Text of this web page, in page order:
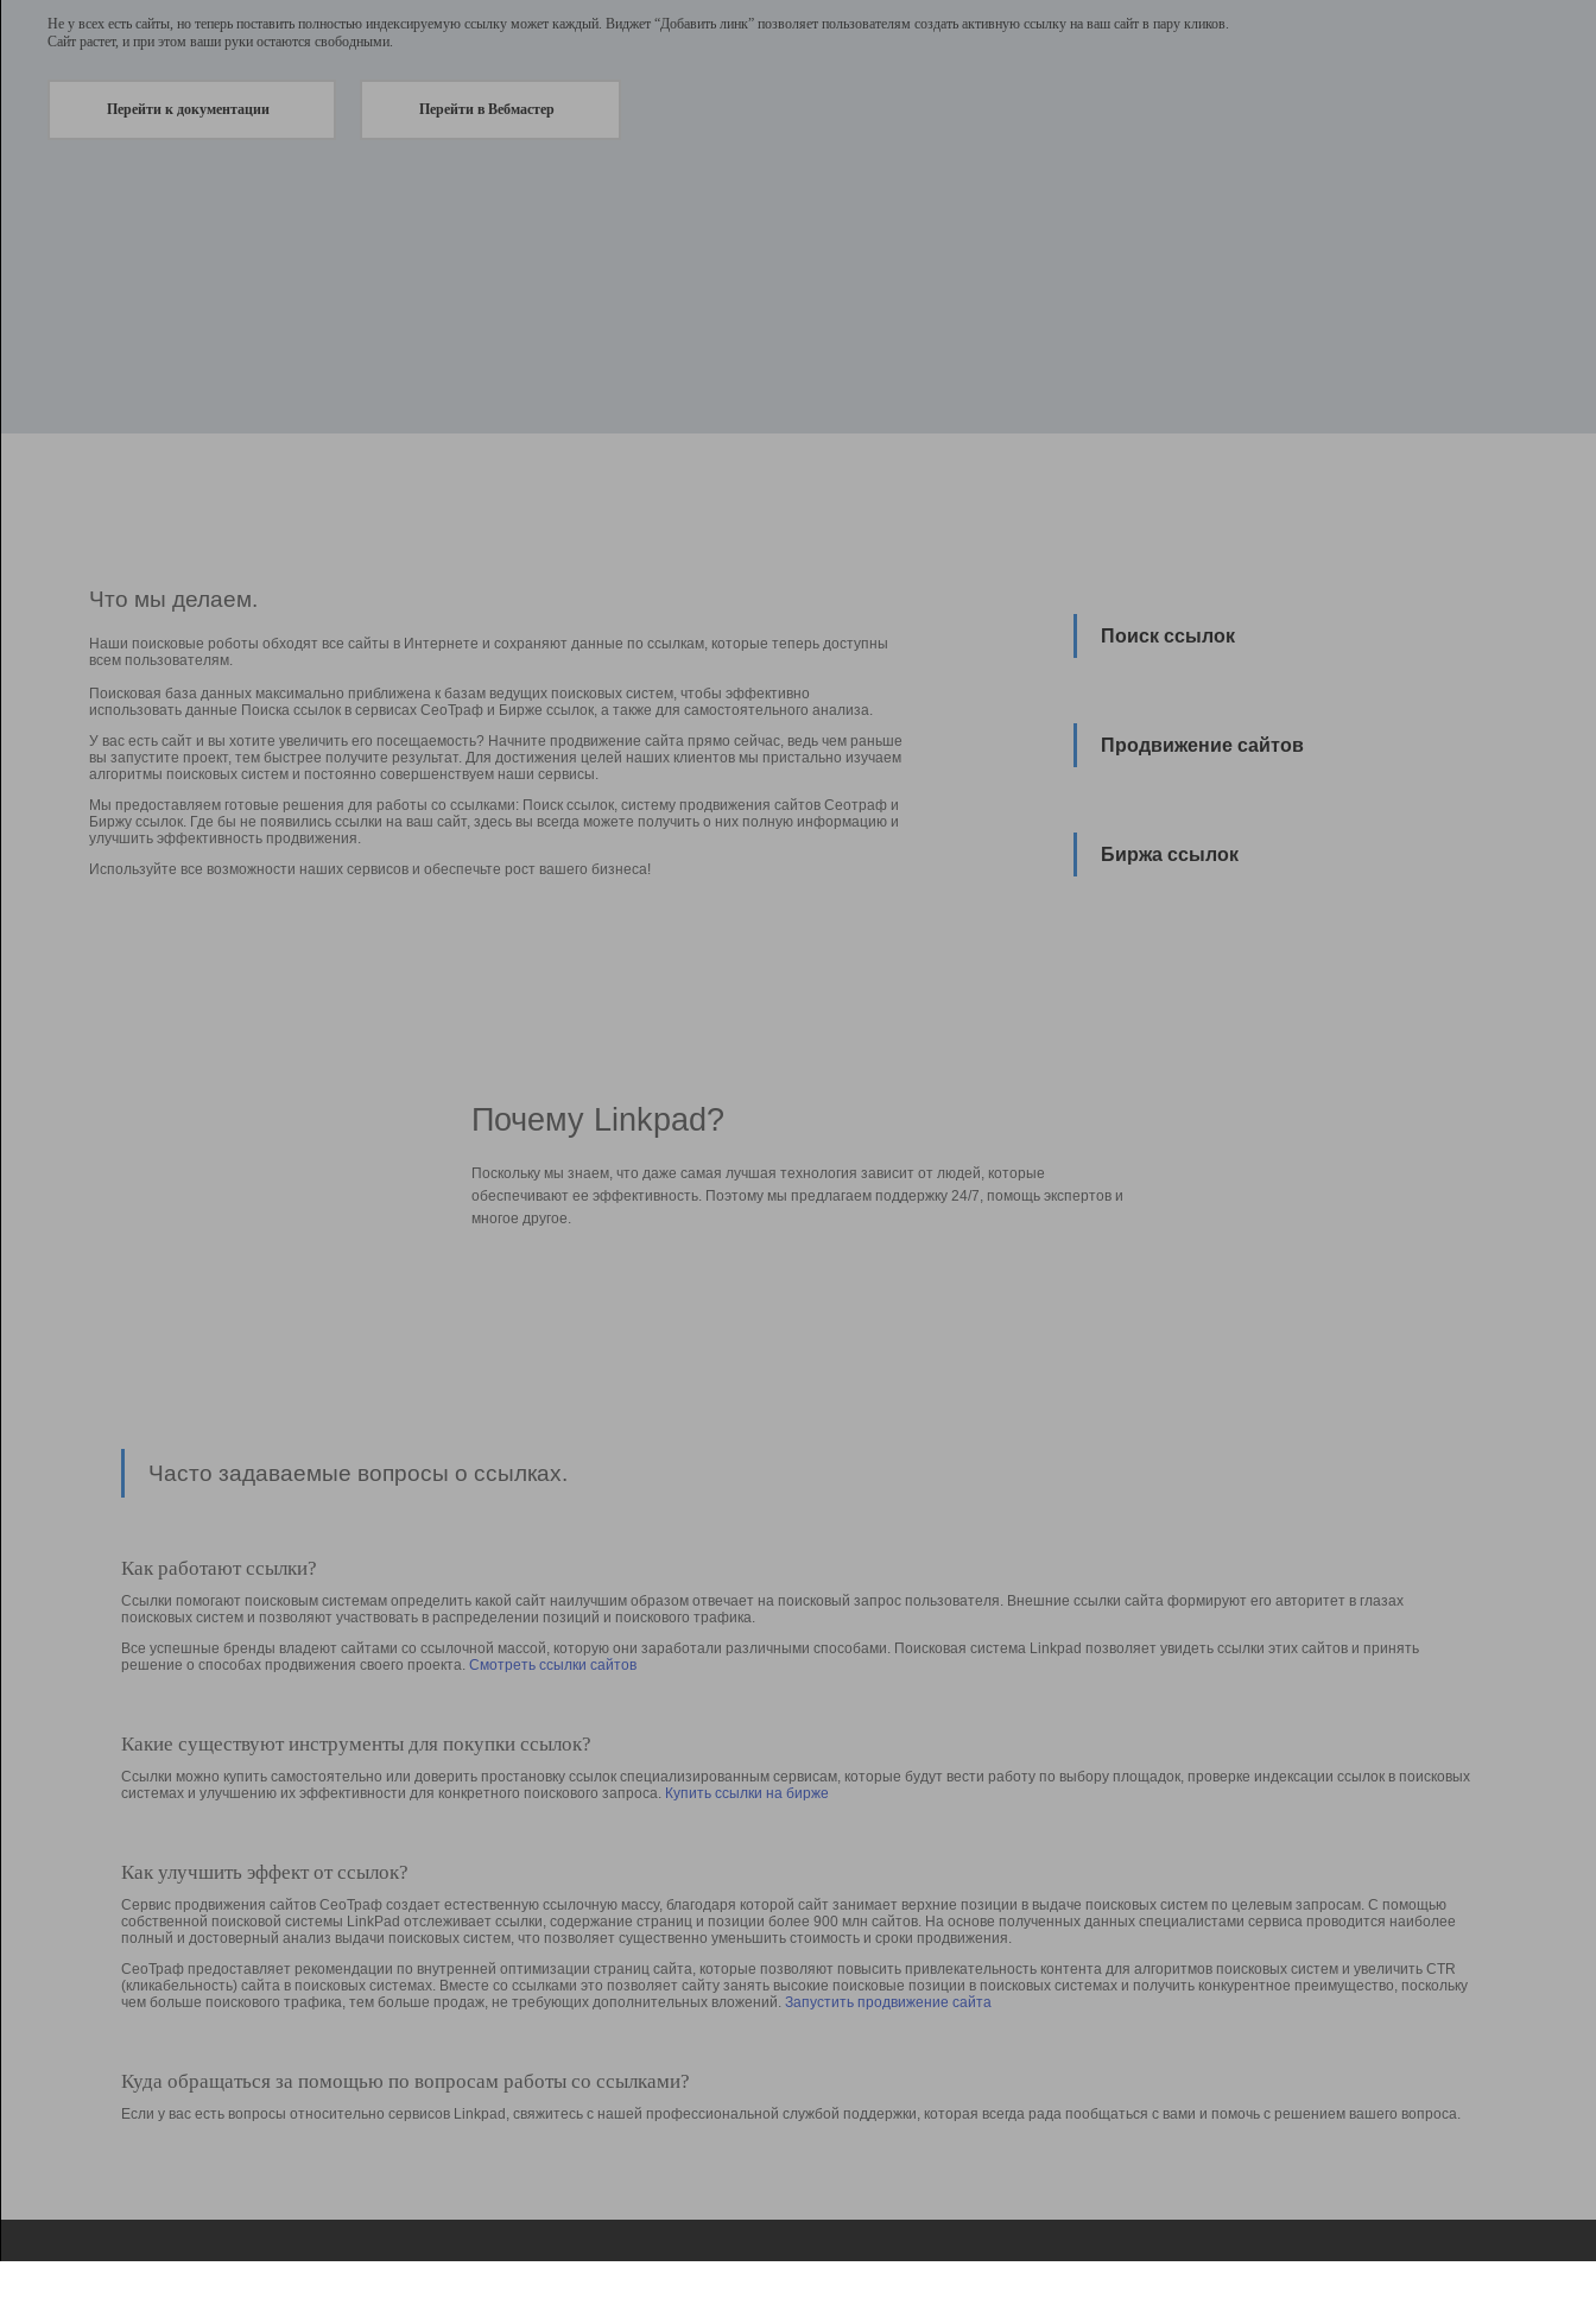
Не у всех есть сайты, но теперь поставить полностью индексируемую ссылку может каждый. Виджет “Добавить линк” позволяет пользователям создать активную ссылку на ваш сайт в пару кликов.
Сайт растет, и при этом ваши руки остаются свободными.
Перейти к документации Перейти в Вебмастер
Что мы делаем.
Наши поисковые роботы обходят все сайты в Интернете и сохраняют данные по ссылкам, которые теперь доступны
всем пользователям.
Поисковая база данных максимально приближена к базам ведущих поисковых систем, чтобы эффективно
использовать данные Поиска ссылок в сервисах СеоТраф и Бирже ссылок, а также для самостоятельного анализа.
У вас есть сайт и вы хотите увеличить его посещаемость? Начните продвижение сайта прямо сейчас, ведь чем раньше
вы запустите проект, тем быстрее получите результат. Для достижения целей наших клиентов мы пристально изучаем
алгоритмы поисковых систем и постоянно совершенствуем наши сервисы.
Мы предоставляем готовые решения для работы со ссылками: Поиск ссылок, систему продвижения сайтов Сеотраф и
Биржу ссылок. Где бы не появились ссылки на ваш сайт, здесь вы всегда можете получить о них полную информацию и
улучшить эффективность продвижения.
Используйте все возможности наших сервисов и обеспечьте рост вашего бизнеса!
Поиск ссылок
Продвижение сайтов
Биржа ссылок
Почему Linkpad?
Поскольку мы знаем, что даже самая лучшая технология зависит от людей, которые
обеспечивают ее эффективность. Поэтому мы предлагаем поддержку 24/7, помощь экспертов и
многое другое.
Часто задаваемые вопросы о ссылках.
Как работают ссылки?
Ссылки помогают поисковым системам определить какой сайт наилучшим образом отвечает на поисковый запрос пользователя. Внешние ссылки сайта формируют его авторитет в глазах
поисковых систем и позволяют участвовать в раcпределении позиций и поискового трафика.
Все успешные бренды владеют сайтами со ссылочной массой, которую они заработали различными способами. Поисковая система Linkpad позволяет увидеть ссылки этих сайтов и принять
решение о способах продвижения своего проекта. Смотреть ссылки сайтов
Какие существуют инструменты для покупки ссылок?
Ссылки можно купить самостоятельно или доверить простановку ссылок специализированным сервисам, которые будут вести работу по выбору площадок, проверке индексации ссылок в поисковых
системах и улучшению их эффективности для конкретного поискового запроса. Купить ссылки на бирже
Как улучшить эффект от ссылок?
Сервис продвижения сайтов СеоТраф создает естественную ссылочную массу, благодаря которой сайт занимает верхние позиции в выдаче поисковых систем по целевым запросам. С помощью
собственной поисковой системы LinkPad отслеживает ссылки, содержание страниц и позиции более 900 млн сайтов. На основе полученных данных специалистами сервиса проводится наиболее
полный и достоверный анализ выдачи поисковых систем, что позволяет существенно уменьшить стоимость и сроки продвижения.
СеоТраф предоставляет рекомендации по внутренней оптимизации страниц сайта, которые позволяют повысить привлекательность контента для алгоритмов поисковых систем и увеличить CTR
(кликабельность) сайта в поисковых системах. Вместе со ссылками это позволяет сайту занять высокие поисковые позиции в поисковых системах и получить конкурентное преимущество, поскольку
чем больше поискового трафика, тем больше продаж, не требующих дополнительных вложений. Запустить продвижение сайта
Куда обращаться за помощью по вопросам работы со ссылками?
Если у вас есть вопросы относительно сервисов Linkpad, свяжитесь с нашей профессиональной службой поддержки, которая всегда рада пообщаться с вами и помочь с решением вашего вопроса.